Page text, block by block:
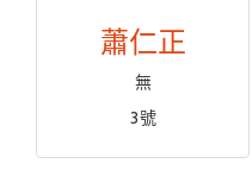
蕭仁正
無
3號